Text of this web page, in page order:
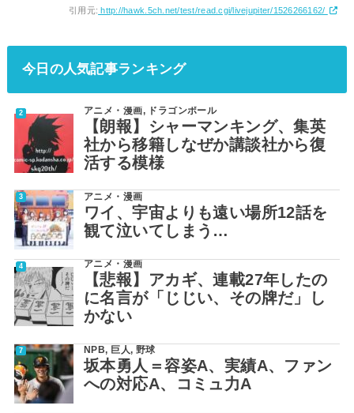
引用元: http://hawk.5ch.net/test/read.cgi/livejupiter/1526266162/
今日の人気記事ランキング
アニメ・漫画, ドラゴンボール
【朗報】シャーマンキング、集英
社から移籍しなぜか講談社から復
活する模様
アニメ・漫画
ワイ、宇宙よりも遠い場所12話を
観て泣いてしまう…
アニメ・漫画
【悲報】アカギ、連載27年したの
に名言が「じじい、その牌だ」し
かない
NPB, 巨人, 野球
坂本勇人＝容姿A、実績A、ファン
への対応A、コミュ力A